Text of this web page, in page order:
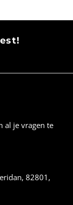
al je vragen te
82801,